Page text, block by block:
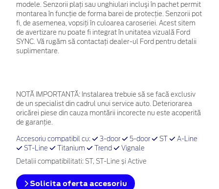
modele. Senzorii plaţi sau unghiulari incluşi în pachet permit
montarea în funcţie de forma barei de protecţie. Senzorii pot
fi, de asemenea, vopsiţi în culoarea caroseriei. Acest sitem
de avertizare nu poate fi integrat în unitatea vizuală Ford
SYNC. Vă rugăm să contactaţi dealer-ul Ford pentru detalii
suplimentare.
NOTĂ IMPORTANTĂ: Instalarea trebuie să se facă exclusiv
de un specialist din cadrul unui service auto. Deteriorarea
oricărei piese din cauza montării incorecte nu este acoperită
de garanţie.
Accesoriu compatibil cu: 3-door 5-door ST
A-Line
ST-Line
Titanium Trend Vignale
Detalii compatibilitati: ST, ST-Line și Active
Solicita oferta accesoriu